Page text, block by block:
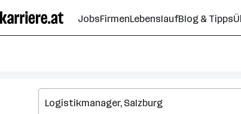
Seiteninhalt
springen
JobsFirmenLebenslaufBlog & Tipps